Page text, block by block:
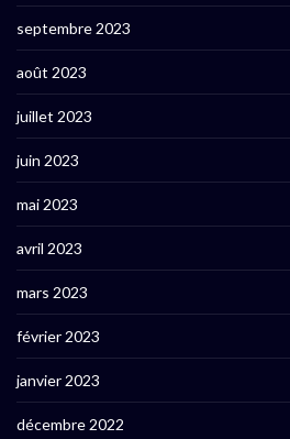
septembre 2023
août 2023
juillet 2023
juin 2023
mai 2023
avril 2023
mars 2023
février 2023
janvier 2023
décembre 2022